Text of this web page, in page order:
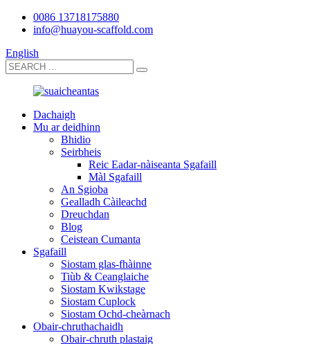
0086 13718175880
info@huayou-scaffold.com
English
Dachaigh
Mu ar deidhinn
Bhidio
Seirbheis
Reic Eadar-nàiseanta Sgafaill
Màl Sgafaill
An Sgioba
Gealladh Càileachd
Dreuchdan
Blog
Ceistean Cumanta
Sgafaill
Siostam glas-fhàinne
Tiùb & Ceanglaiche
Siostam Kwikstage
Siostam Cuplock
Siostam Ochd-cheàrnach
Obair-chruthachaidh
Obair-chruth plastaig